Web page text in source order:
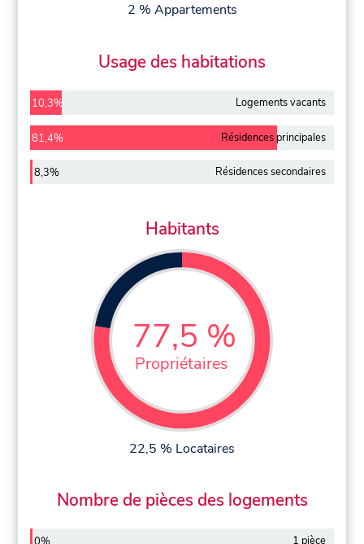
2 % Appartements
Usage des habitations
10,3% Logements vacants
81,4% Résidences principales
8,3% Résidences secondaires
Habitants
77,5 %
Propriétaires
22,5 % Locataires
Nombre de pièces des logements
1 pièce